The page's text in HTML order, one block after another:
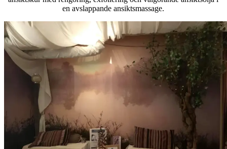
en avslappande ansiktsmassage.